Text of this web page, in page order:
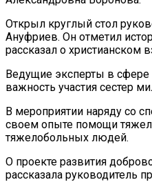
Открыл круглый стол
Ануфриев. Он отметил
рассказал о христианском
Ведущие эксперты в сфере
важность участия сестер
В мероприятии наряду со
своем опыте помощи
тяжелобольных людей.
О проекте развития
рассказала руководитель